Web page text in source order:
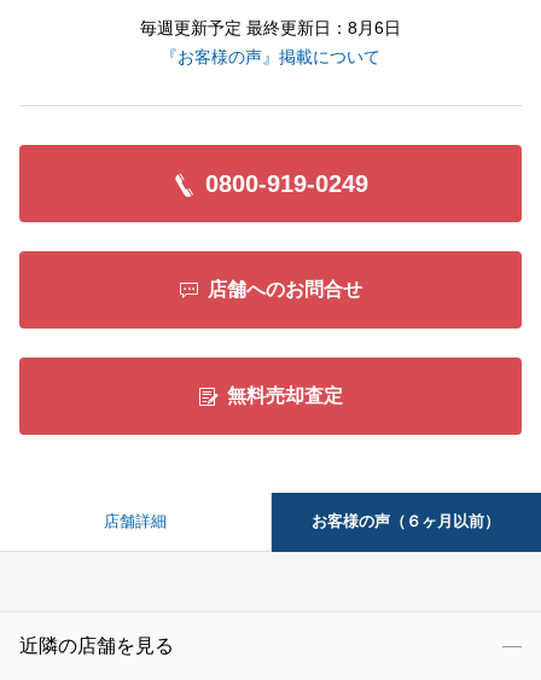
毎週更新予定 最終更新日：8月6日
『お客様の声』掲載について
0800-919-0249
店舗へのお問合せ
無料売却査定
店舗詳細 お客様の声（６ヶ月以前）
近隣の店舗を見る